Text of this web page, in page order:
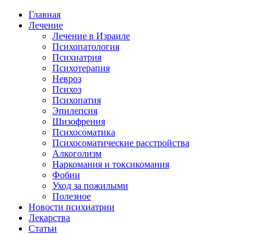
Главная
Лечение
Лечение в Израиле
Психопатология
Психиатрия
Психотерапия
Невроз
Психоз
Психопатия
Эпилепсия
Шизофрения
Психосоматика
Психосоматические расстройства
Алкоголизм
Наркомания и токсикомания
Фобии
Уход за пожилыми
Полезное
Новости психиатрии
Лекарства
Статьи